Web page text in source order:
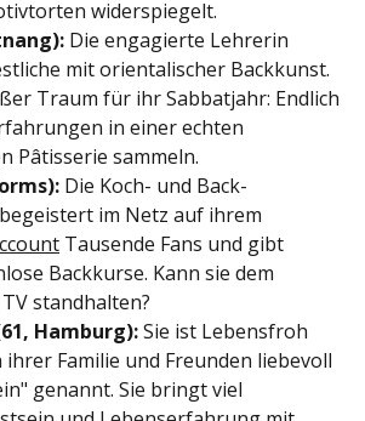
widerspiegelt.
Die engagierte Lehrerin
mit orientalischer Backkunst.
Traum für ihr Sabbatjahr: Endlich
in einer echten
Pâtisserie sammeln.
Die Koch- und Back-
im Netz auf ihrem
Tausende Fans und gibt
Backkurse. Kann sie dem
standhalten?
Hamburg):Sie ist Lebensfroh
ihrer Familie und Freunden liebevoll
genannt. Sie bringt viel